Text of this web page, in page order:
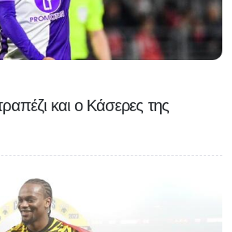
και ο Κάσερες της